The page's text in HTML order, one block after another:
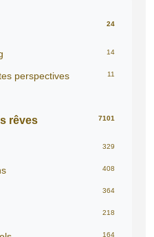
24
14
perspectives 11
rêves 7101
329
408
364
218
164